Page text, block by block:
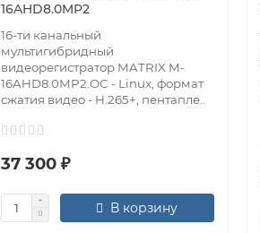
16AHD8.0MP2
16-ти канальный
мультигибридный
видеорегистратор MATRIX M-
16AHD8.0MP2.ОС - Linux, формат
сжатия видео - H.265+, пентапле..
37 300 ₽
В корзину